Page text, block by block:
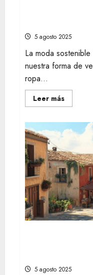
5 agosto 2025
La moda
nuestra forma de
ropa...
Leer másLeer
más
con
Trucos
para
ropa
de
segunda
mano
con
estilo
en
5 agosto 2025